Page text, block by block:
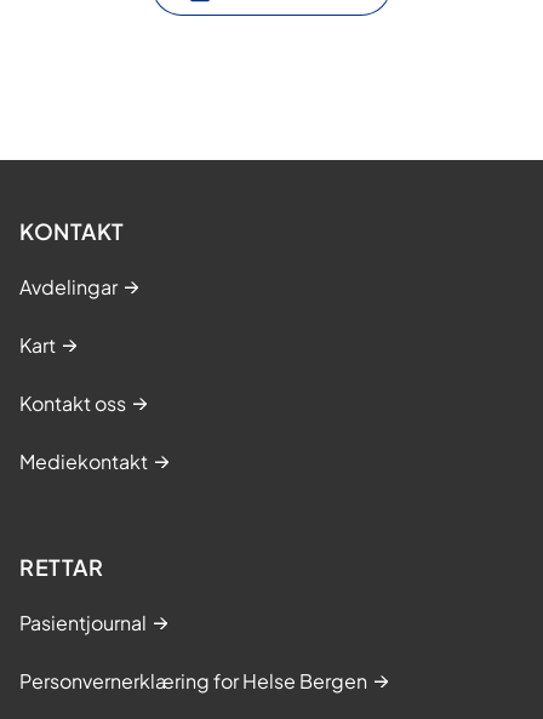
KONTAKT
Avdelingar
Kart
Kontakt oss
Mediekontakt
RETTAR
Pasientjournal
Personvernerklæring for Helse Bergen